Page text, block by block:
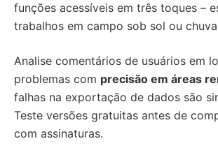
funções acessíveis em três toques –
trabalhos em campo sob sol ou
Analise comentários de usuários em
problemas com precisão em áreas
falhas na exportação de dados são
Teste versões gratuitas antes de
com assinaturas.